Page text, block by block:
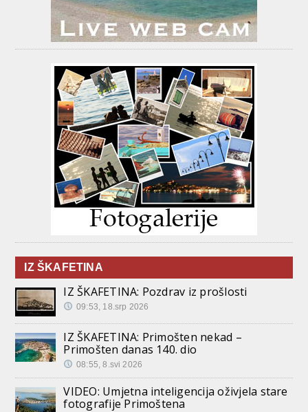
IZ ŠKAFETINA
IZ ŠKAFETINA: Pozdrav iz prošlosti
09:53, 18.srp 2026
IZ ŠKAFETINA: Primošten nekad –
Primošten danas 140. dio
08:55, 8.svi 2026
VIDEO: Umjetna inteligencija oživjela stare
fotografije Primoštena